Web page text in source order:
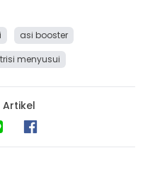
asi booster
menyusui
Artikel